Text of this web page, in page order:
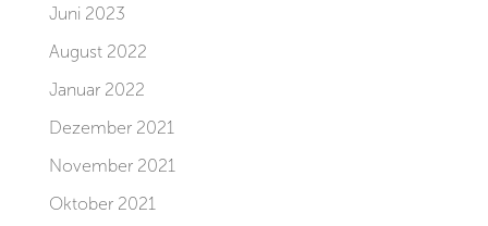
Juni 2023
August 2022
Januar 2022
Dezember 2021
November 2021
Oktober 2021